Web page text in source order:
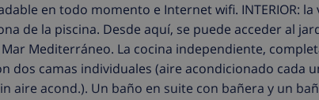
en todo momento e Internet wifi. INTERIOR:
de la piscina. Desde aquí, se puede acceder al
Mediterráneo. La cocina independiente,
dos camas individuales (aire acondicionado cada
aire acond.). Un baño en suite con bañera y un